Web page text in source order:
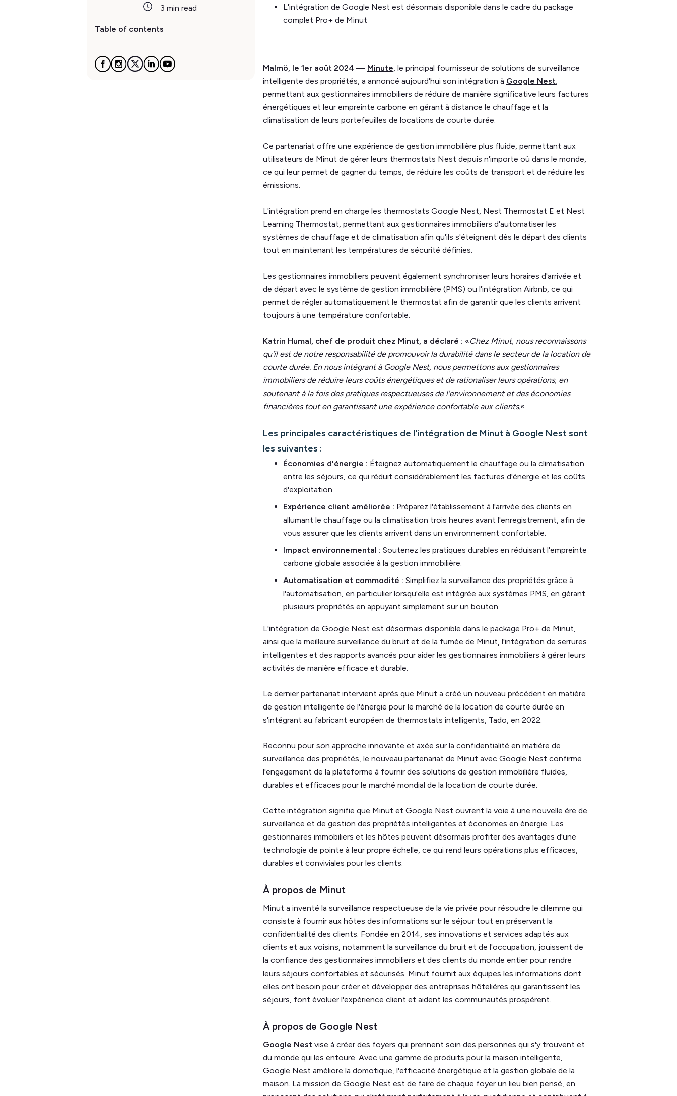
3 min read
Table of contents
L'intégration de Google Nest est désormais disponible dans le cadre du package
complet Pro+ de Minut
Malmö, le 1er août 2024 — Minute, le principal fournisseur de solutions de surveillance
intelligente des propriétés, a annoncé aujourd'hui son intégration à Google Nest,
permettant aux gestionnaires immobiliers de réduire de manière significative leurs factures
énergétiques et leur empreinte carbone en gérant à distance le chauffage et la
climatisation de leurs portefeuilles de locations de courte durée.
Ce partenariat offre une expérience de gestion immobilière plus fluide, permettant aux
utilisateurs de Minut de gérer leurs thermostats Nest depuis n'importe où dans le monde,
ce qui leur permet de gagner du temps, de réduire les coûts de transport et de réduire les
émissions.
L'intégration prend en charge les thermostats Google Nest, Nest Thermostat E et Nest
Learning Thermostat, permettant aux gestionnaires immobiliers d'automatiser les
systèmes de chauffage et de climatisation afin qu'ils s'éteignent dès le départ des clients
tout en maintenant les températures de sécurité définies.
Les gestionnaires immobiliers peuvent également synchroniser leurs horaires d'arrivée et
de départ avec le système de gestion immobilière (PMS) ou l'intégration Airbnb, ce qui
permet de régler automatiquement le thermostat afin de garantir que les clients arrivent
toujours à une température confortable.
Katrin Humal, chef de produit chez Minut, a déclaré : «Chez Minut, nous reconnaissons
qu'il est de notre responsabilité de promouvoir la durabilité dans le secteur de la location de
courte durée. En nous intégrant à Google Nest, nous permettons aux gestionnaires
immobiliers de réduire leurs coûts énergétiques et de rationaliser leurs opérations, en
soutenant à la fois des pratiques respectueuses de l'environnement et des économies
financières tout en garantissant une expérience confortable aux clients.«
Les principales caractéristiques de l'intégration de Minut à Google Nest sont
les suivantes :
Économies d'énergie : Éteignez automatiquement le chauffage ou la climatisation
entre les séjours, ce qui réduit considérablement les factures d'énergie et les coûts
d'exploitation.
Expérience client améliorée : Préparez l'établissement à l'arrivée des clients en
allumant le chauffage ou la climatisation trois heures avant l'enregistrement, afin de
vous assurer que les clients arrivent dans un environnement confortable.
Impact environnemental : Soutenez les pratiques durables en réduisant l'empreinte
carbone globale associée à la gestion immobilière.
Automatisation et commodité : Simplifiez la surveillance des propriétés grâce à
l'automatisation, en particulier lorsqu'elle est intégrée aux systèmes PMS, en gérant
plusieurs propriétés en appuyant simplement sur un bouton.
L'intégration de Google Nest est désormais disponible dans le package Pro+ de Minut,
ainsi que la meilleure surveillance du bruit et de la fumée de Minut, l'intégration de serrures
intelligentes et des rapports avancés pour aider les gestionnaires immobiliers à gérer leurs
activités de manière efficace et durable.
Le dernier partenariat intervient après que Minut a créé un nouveau précédent en matière
de gestion intelligente de l'énergie pour le marché de la location de courte durée en
s'intégrant au fabricant européen de thermostats intelligents, Tado, en 2022.
Reconnu pour son approche innovante et axée sur la confidentialité en matière de
surveillance des propriétés, le nouveau partenariat de Minut avec Google Nest confirme
l'engagement de la plateforme à fournir des solutions de gestion immobilière fluides,
durables et efficaces pour le marché mondial de la location de courte durée.
Cette intégration signifie que Minut et Google Nest ouvrent la voie à une nouvelle ère de
surveillance et de gestion des propriétés intelligentes et économes en énergie. Les
gestionnaires immobiliers et les hôtes peuvent désormais profiter des avantages d'une
technologie de pointe à leur propre échelle, ce qui rend leurs opérations plus efficaces,
durables et conviviales pour les clients.
À propos de Minut
Minut a inventé la surveillance respectueuse de la vie privée pour résoudre le dilemme qui
consiste à fournir aux hôtes des informations sur le séjour tout en préservant la
confidentialité des clients. Fondée en 2014, ses innovations et services adaptés aux
clients et aux voisins, notamment la surveillance du bruit et de l'occupation, jouissent de
la confiance des gestionnaires immobiliers et des clients du monde entier pour rendre
leurs séjours confortables et sécurisés. Minut fournit aux équipes les informations dont
elles ont besoin pour créer et développer des entreprises hôtelières qui garantissent les
séjours, font évoluer l'expérience client et aident les communautés prospèrent.
À propos de Google Nest
Google Nest vise à créer des foyers qui prennent soin des personnes qui s'y trouvent et
du monde qui les entoure. Avec une gamme de produits pour la maison intelligente,
Google Nest améliore la domotique, l'efficacité énergétique et la gestion globale de la
maison. La mission de Google Nest est de faire de chaque foyer un lieu bien pensé, en